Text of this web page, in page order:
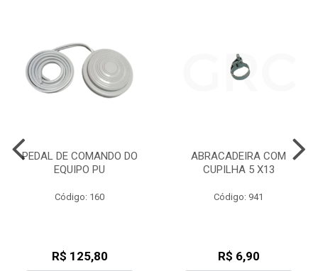
PEDAL DE COMANDO DO
EQUIPO PU
Código: 160
R$ 125,80
ABRACADEIRA COM
CUPILHA 5 X13
Código: 941
R$ 6,90